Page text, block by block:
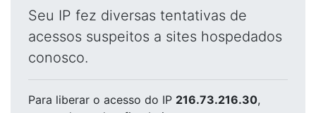
Seu IP fez diversas tentativas de
acessos suspeitos a sites hospedados
conosco.
Para liberar o acesso do IP 216.73.216.30,